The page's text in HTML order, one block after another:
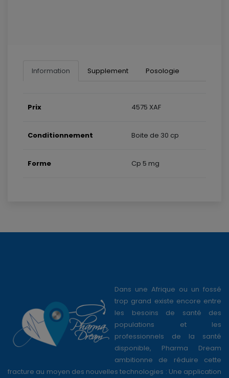
Information Supplement Posologie
Prix 4575 XAF
Conditionnement Boite de 30 cp
Forme Cp 5 mg
Dans une Afrique ou un fossé
trop grand existe encore entre
les besoins de santé des
populations et les
professionnels de la santé
disponible, Pharma Dream
ambitionne de réduire cette
fracture au moyen des nouvelles technologies : Une application